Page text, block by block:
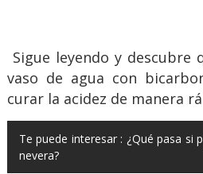
Sigue leyendo y descubre
vaso de agua con
curar la acidez de manera
Te puede interesar : ¿Qué pasa si
nevera?